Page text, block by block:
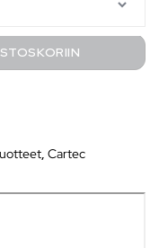
, Cartec